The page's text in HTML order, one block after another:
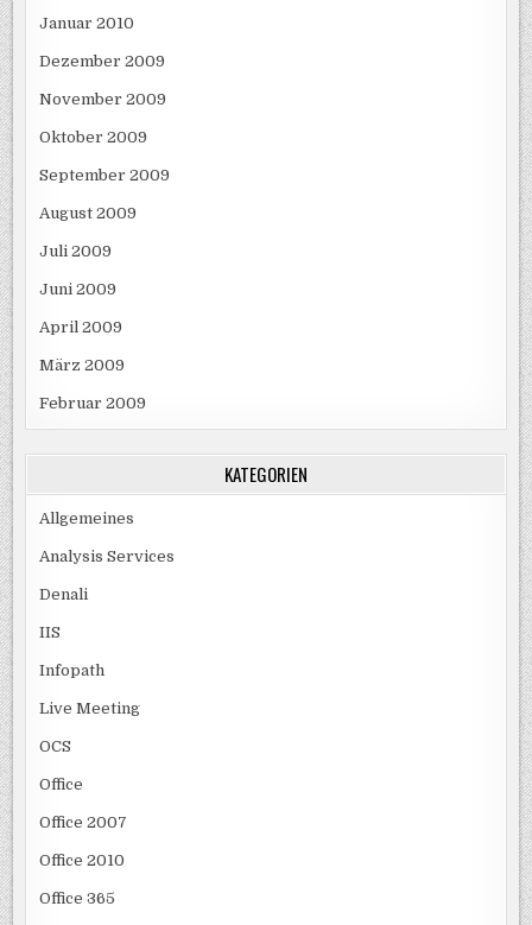
Januar 2010
Dezember 2009
November 2009
Oktober 2009
September 2009
August 2009
Juli 2009
Juni 2009
April 2009
März 2009
Februar 2009
KATEGORIEN
Allgemeines
Analysis Services
Denali
IIS
Infopath
Live Meeting
OCS
Office
Office 2007
Office 2010
Office 365